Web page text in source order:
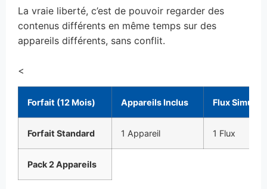
La vraie liberté, c’est de pouvoir regarder des
contenus différents en même temps sur des
appareils différents, sans conflit.
<
Forfait (12 Mois) Appareils Inclus Flux
Forfait Standard 1 Appareil 1 Flux
Pack 2 Appareils